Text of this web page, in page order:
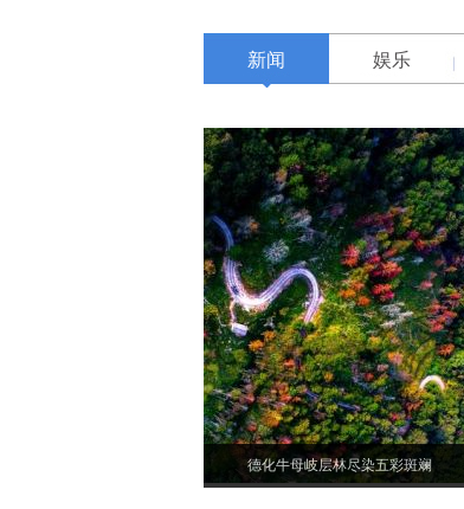
新闻 娱乐
德化牛母岐层林尽染五彩斑斓